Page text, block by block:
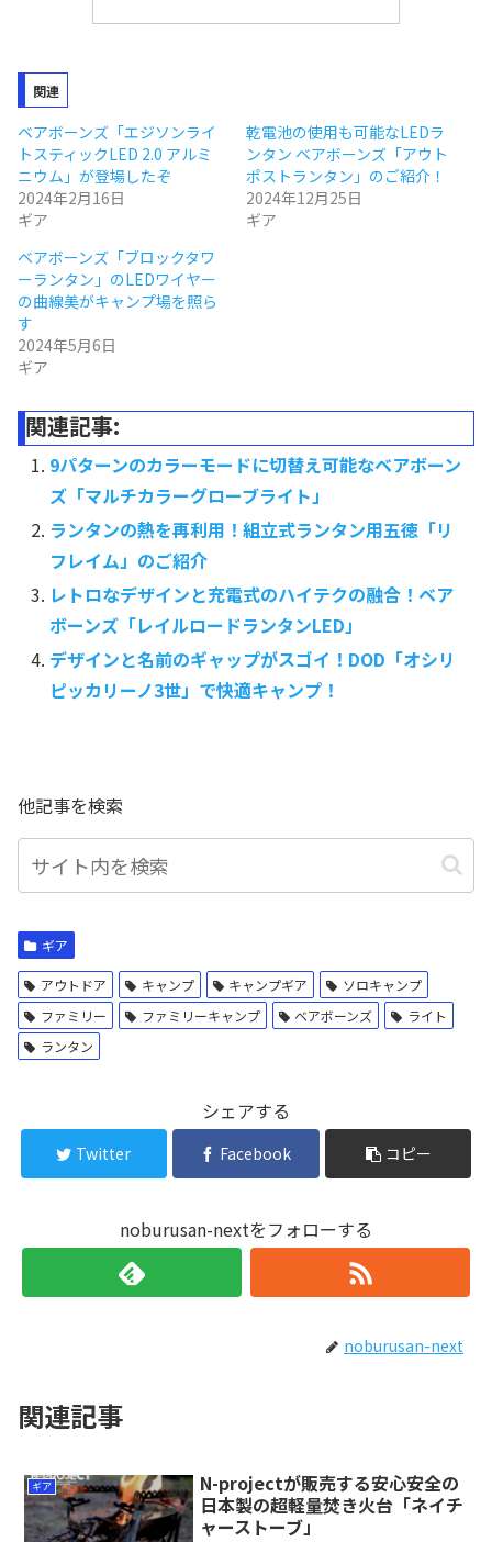
関連
ベアボーンズ「エジソンライ
トスティックLED 2.0 アルミ
ニウム」が登場したぞ
2024年2月16日
ギア
乾電池の使用も可能なLEDラ
ンタン ベアボーンズ「アウト
ポストランタン」のご紹介！
2024年12月25日
ギア
ベアボーンズ「ブロックタワ
ーランタン」のLEDワイヤー
の曲線美がキャンプ場を照ら
す
2024年5月6日
ギア
関連記事:
9パターンのカラーモードに切替え可能なベアボーン
ズ「マルチカラーグローブライト」
ランタンの熱を再利用！組立式ランタン用五徳「リ
フレイム」のご紹介
レトロなデザインと充電式のハイテクの融合！ベア
ボーンズ「レイルロードランタンLED」
デザインと名前のギャップがスゴイ！DOD「オシリ
ピッカリーノ3世」で快適キャンプ！
他記事を検索
ギア
アウトドア キャンプ キャンプギア
ソロキャンプ
ファミリー
ファミリーキャンプ ベアボーンズ
ライト
ランタン
シェアする
Twitter Facebook コピー
noburusan-nextをフォローする
noburusan-next
関連記事
ギア
N-projectが販売する安心安全の
日本製の超軽量焚き火台「ネイチ
ャーストーブ」